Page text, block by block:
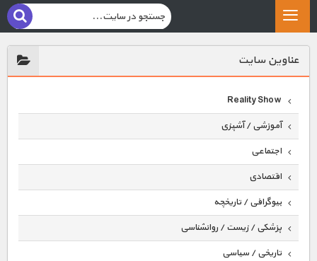
عناوين سايت
Reality Show
آموزشی / آشپزی
اجتماعی
اقتصادی
بیوگرافی / تاریخچه
پزشکی / زیست / روانشناسی
تاریخی / سیاسی